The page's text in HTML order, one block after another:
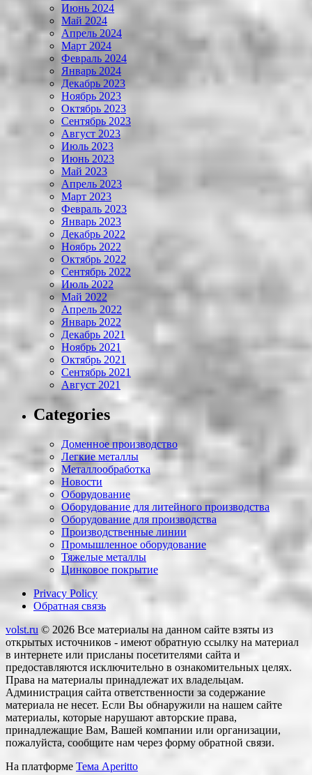
Июнь 2024
Май 2024
Апрель 2024
Март 2024
Февраль 2024
Январь 2024
Декабрь 2023
Ноябрь 2023
Октябрь 2023
Сентябрь 2023
Август 2023
Июль 2023
Июнь 2023
Май 2023
Апрель 2023
Март 2023
Февраль 2023
Январь 2023
Декабрь 2022
Ноябрь 2022
Октябрь 2022
Сентябрь 2022
Июль 2022
Май 2022
Апрель 2022
Январь 2022
Декабрь 2021
Ноябрь 2021
Октябрь 2021
Сентябрь 2021
Август 2021
Categories
Доменное производство
Легкие металлы
Металлообработка
Новости
Оборудование
Оборудование для литейного производства
Оборудование для производства
Производственные линии
Промышленное оборудование
Тяжелые металлы
Цинковое покрытие
Privacy Policy
Обратная связь
volst.ru © 2026 Все материалы на данном сайте взяты из
открытых источников - имеют обратную ссылку на материал
в интернете или присланы посетителями сайта и
предоставляются исключительно в ознакомительных целях.
Права на материалы принадлежат их владельцам.
Администрация сайта ответственности за содержание
материала не несет. Если Вы обнаружили на нашем сайте
материалы, которые нарушают авторские права,
принадлежащие Вам, Вашей компании или организации,
пожалуйста, сообщите нам через форму обратной связи.
На платформе Тема Aperitto